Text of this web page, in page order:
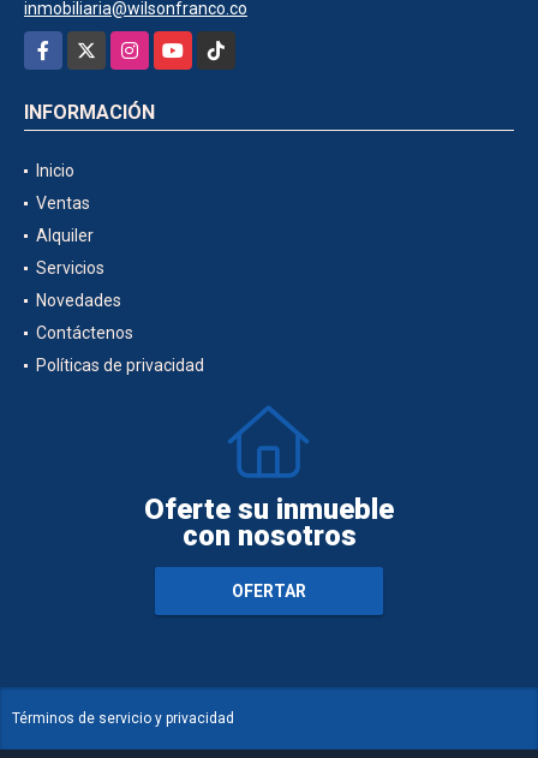
inmobiliaria@wilsonfranco.co
Facebook
InstagramYouTubeTikTok
INFORMACIÓN
Inicio
Ventas
Alquiler
Servicios
Novedades
Contáctenos
Políticas de privacidad
Oferte su inmueble
con nosotros
OFERTAR
Términos de servicio y privacidad